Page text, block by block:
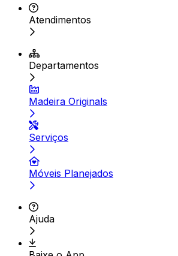
Atendimentos
Departamentos
Madeira Originals
Serviços
Móveis Planejados
Ajuda